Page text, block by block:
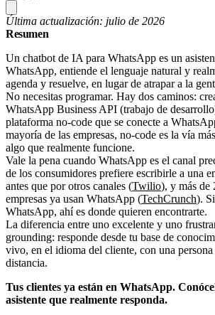
Última actualización: julio de 2026
Resumen
Un chatbot de IA para WhatsApp es un
WhatsApp, entiende el lenguaje natural y
agenda y resuelve, en lugar de atrapar a la
No necesitas programar. Hay dos caminos:
WhatsApp Business API (trabajo de
plataforma no-code que se conecte a
mayoría de las empresas, no-code es la vía
algo que realmente funcione.
Vale la pena cuando WhatsApp es el canal
de los consumidores prefiere escribirle a una
antes que por otros canales (Twilio), y más de
empresas ya usan WhatsApp (TechCrunch).
WhatsApp, ahí es donde quieren encontrarte.
La diferencia entre uno excelente y uno
grounding: responde desde tu base de
vivo, en el idioma del cliente, con una
distancia.
Tus clientes ya están en WhatsApp.
asistente que realmente responda.